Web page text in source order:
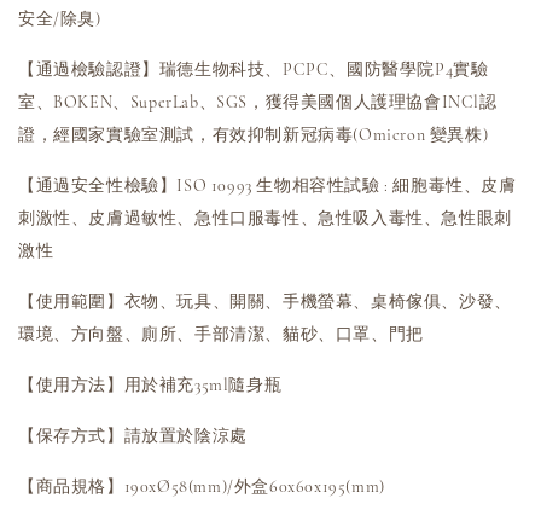
安全/除臭)
【通過檢驗認證】瑞德生物科技、PCPC、國防醫學院P4實驗
室、BOKEN、SuperLab、SGS，獲得美國個人護理協會INCl認
證，經國家實驗室測試，有效抑制新冠病毒(Omicron 變異株)
【通過安全性檢驗】ISO 10993 生物相容性試驗 : 細胞毒性、皮膚
刺激性、皮膚過敏性、急性口服毒性、急性吸入毒性、急性眼刺
激性
【使用範圍】衣物、玩具、開關、手機螢幕、桌椅傢俱、沙發、
環境、方向盤、廁所、手部清潔、貓砂、口罩、門把
【使用方法】用於補充35ml隨身瓶
【保存方式】請放置於陰涼處
【商品規格】190xØ58(mm)/外盒60x60x195(mm)